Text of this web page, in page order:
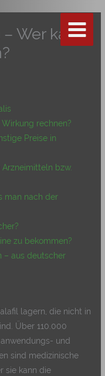
Wer kann
rechnen?
Preise in
bzw.
man nach der
zu bekommen?
– aus deutscher
lagern, die nicht in
Über 110.000
und
sind medizinische
sie kann die